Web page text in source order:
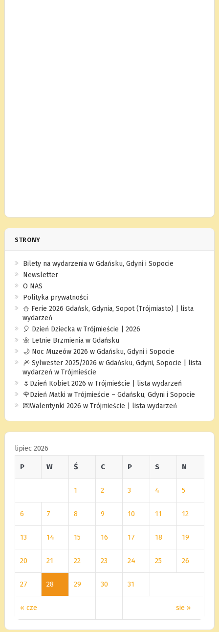
STRONY
Bilety na wydarzenia w Gdańsku, Gdyni i Sopocie
Newsletter
O NAS
Polityka prywatności
⛄️ Ferie 2026 Gdańsk, Gdynia, Sopot (Trójmiasto) | lista
wydarzeń
🎈 Dzień Dziecka w Trójmieście | 2026
🌼 Letnie Brzmienia w Gdańsku
🌙 Noc Muzeów 2026 w Gdańsku, Gdyni i Sopocie
🎆 Sylwester 2025/2026 w Gdańsku, Gdyni, Sopocie | lista
wydarzeń w Trójmieście
🌷Dzień Kobiet 2026 w Trójmieście | lista wydarzeń
🌹Dzień Matki w Trójmieście – Gdańsku, Gdyni i Sopocie
💌Walentynki 2026 w Trójmieście | lista wydarzeń
lipiec 2026
P W Ś C P S N
« cze sie »
1 2 3 4 5
6 7 8 9 10 11 12
13 14 15 16 17 18 19
20 21 22 23 24 25 26
27 28 29 30 31